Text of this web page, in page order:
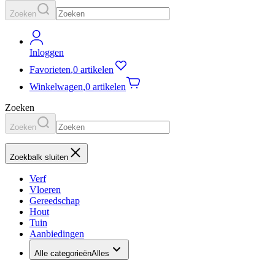
Zoeken
Inloggen
Favorieten,0 artikelen
Winkelwagen,0 artikelen
Zoeken
Zoeken
Zoekbalk sluiten
Verf
Vloeren
Gereedschap
Hout
Tuin
Aanbiedingen
Alle categorieënAlles